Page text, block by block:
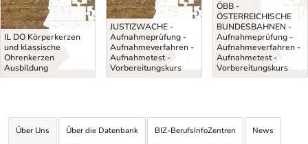
IL DO Körperkerzen
und klassische
Ohrenkerzen
Ausbildung
JUSTIZWACHE -
Aufnahmeprüfung -
Aufnahmeverfahren -
Aufnahmetest -
Vorbereitungskurs
ÖBB -
ÖSTERREICHISCHE
BUNDESBAHNEN -
Aufnahmeprüfung -
Aufnahmeverfahren -
Aufnahmetest -
Vorbereitungskurs
Über Uns Über die Datenbank BIZ-BerufsInfoZentren News